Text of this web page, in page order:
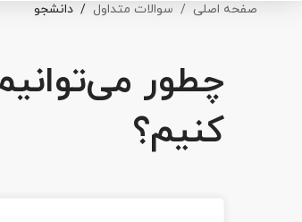
صفحه اصلی سوالات متداول دانشجو
چطور
کنیم؟